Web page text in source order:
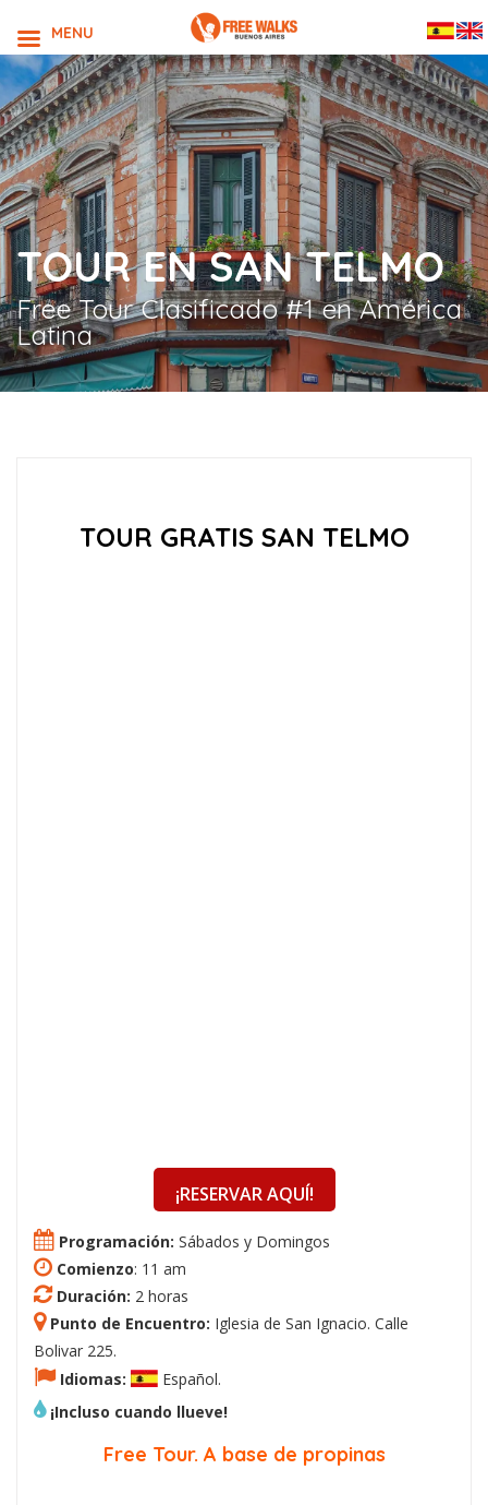
TOUR EN SAN TELMO
Free Tour Clasificado #1 en América
Latina
TOUR GRATIS SAN TELMO
¡RESERVAR AQUÍ!
Programación: Sábados y Domingos
Comienzo: 11 am
Duración: 2 horas
Punto de Encuentro: Iglesia de San Ignacio. Calle
Bolivar 225.
Idiomas:
Español.
¡Incluso cuando llueve!
Free Tour. A base de propinas
MENU